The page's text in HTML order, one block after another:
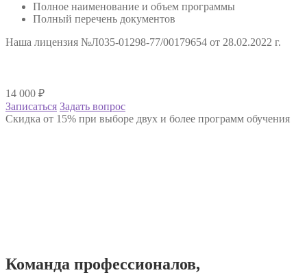
Полное наименование и объем программы
Полный перечень документов
Наша лицензия №Л035-01298-77/00179654 от 28.02.2022 г.
14 000 ₽
Записаться Задать вопрос
Скидка от 15% при выборе двух и более программ обучения
Команда профессионалов,